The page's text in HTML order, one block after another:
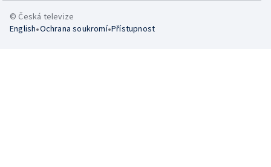
© Česká televize
English•Ochrana soukromí•Přístupnost